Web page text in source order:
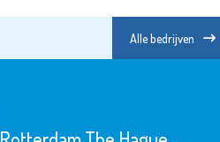
Alle bedrijven